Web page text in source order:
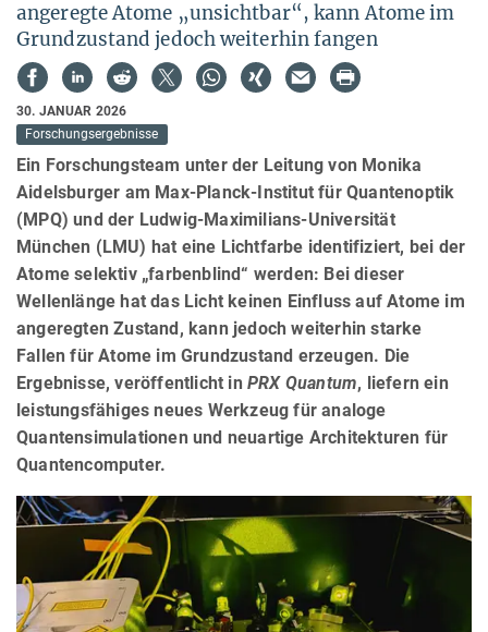
angeregte Atome „unsichtbar“, kann Atome im
Grundzustand jedoch weiterhin fangen
30. JANUAR 2026
Forschungsergebnisse
Ein Forschungsteam unter der Leitung von Monika
Aidelsburger am Max-Planck-Institut für Quantenoptik
(MPQ) und der Ludwig-Maximilians-Universität
München (LMU) hat eine Lichtfarbe identifiziert, bei der
Atome selektiv „farbenblind“ werden: Bei dieser
Wellenlänge hat das Licht keinen Einfluss auf Atome im
angeregten Zustand, kann jedoch weiterhin starke
Fallen für Atome im Grundzustand erzeugen. Die
Ergebnisse, veröffentlicht in PRX Quantum, liefern ein
leistungsfähiges neues Werkzeug für analoge
Quantensimulationen und neuartige Architekturen für
Quantencomputer.